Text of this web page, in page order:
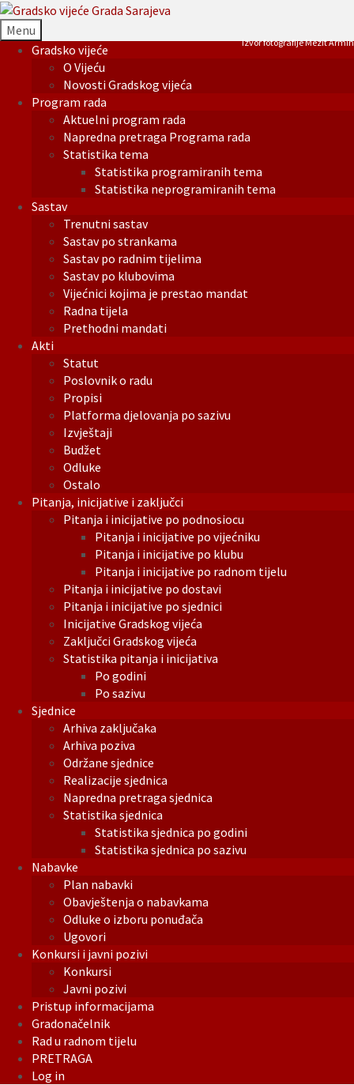
Menu
Gradsko vijeće
O Vijeću
Novosti Gradskog vijeća
Program rada
Aktuelni program rada
Napredna pretraga Programa rada
Statistika tema
Statistika programiranih tema
Statistika neprogramiranih tema
Sastav
Trenutni sastav
Sastav po strankama
Sastav po radnim tijelima
Sastav po klubovima
Vijećnici kojima je prestao mandat
Radna tijela
Prethodni mandati
Akti
Statut
Poslovnik o radu
Propisi
Platforma djelovanja po sazivu
Izvještaji
Budžet
Odluke
Ostalo
Pitanja, inicijative i zaključci
Pitanja i inicijative po podnosiocu
Pitanja i inicijative po vijećniku
Pitanja i inicijative po klubu
Pitanja i inicijative po radnom tijelu
Pitanja i inicijative po dostavi
Pitanja i inicijative po sjednici
Inicijative Gradskog vijeća
Zaključci Gradskog vijeća
Statistika pitanja i inicijativa
Po godini
Po sazivu
Sjednice
Arhiva zaključaka
Arhiva poziva
Održane sjednice
Realizacije sjednica
Napredna pretraga sjednica
Statistika sjednica
Statistika sjednica po godini
Statistika sjednica po sazivu
Nabavke
Plan nabavki
Obavještenja o nabavkama
Odluke o izboru ponuđača
Ugovori
Konkursi i javni pozivi
Konkursi
Javni pozivi
Pristup informacijama
Gradonačelnik
Rad u radnom tijelu
PRETRAGA
Log in
Izvor fotografije Mezit Armin